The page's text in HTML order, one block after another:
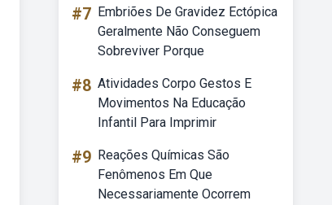
#7 Embriões De Gravidez Ectópica
Geralmente Não Conseguem
Sobreviver Porque
#8 Atividades Corpo Gestos E
Movimentos Na Educação
Infantil Para Imprimir
#9 Reações Químicas São
Fenômenos Em Que
Necessariamente Ocorrem